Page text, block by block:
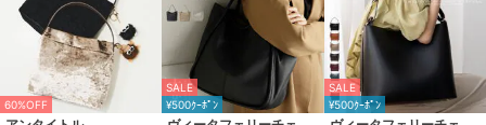
60%OFF
SALE
¥500ｸｰﾎﾟﾝ
SALE
¥500ｸｰﾎﾟﾝ